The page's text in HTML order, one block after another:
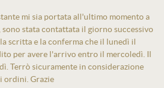
mi sia portata all'ultimo momento a
stata contattata il giorno successivo
scritta e la conferma che il lunedì il
per avere l'arrivo entro il mercoledì. Il
Terrò sicuramente in considerazione
ordini. Grazie